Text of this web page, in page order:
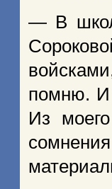
— В
помню. И
Из